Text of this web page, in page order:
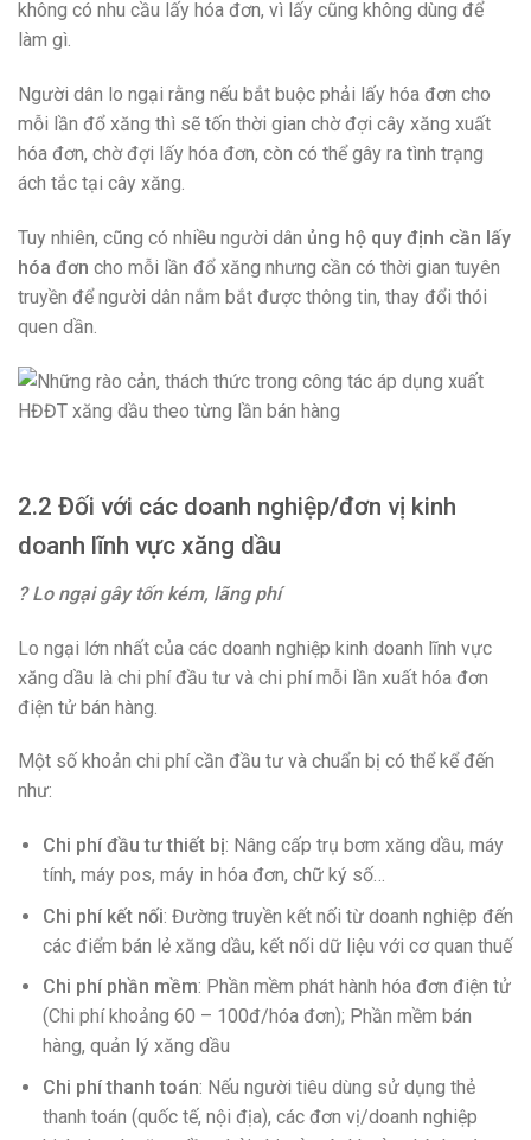
không có nhu cầu lấy hóa đơn, vì lấy cũng không dùng để
làm gì.
Người dân lo ngại rằng nếu bắt buộc phải lấy hóa đơn cho
mỗi lần đổ xăng thì sẽ tốn thời gian chờ đợi cây xăng xuất
hóa đơn, chờ đợi lấy hóa đơn, còn có thể gây ra tình trạng
ách tắc tại cây xăng.
Tuy nhiên, cũng có nhiều người dân ủng hộ quy định cần lấy
hóa đơn cho mỗi lần đổ xăng nhưng cần có thời gian tuyên
truyền để người dân nắm bắt được thông tin, thay đổi thói
quen dần.
2.2 Đối với các doanh nghiệp/đơn vị kinh
doanh lĩnh vực xăng dầu
? Lo ngại gây tốn kém, lãng phí
Lo ngại lớn nhất của các doanh nghiệp kinh doanh lĩnh vực
xăng dầu là chi phí đầu tư và chi phí mỗi lần xuất hóa đơn
điện tử bán hàng.
Một số khoản chi phí cần đầu tư và chuẩn bị có thể kể đến
như:
Chi phí đầu tư thiết bị: Nâng cấp trụ bơm xăng dầu, máy
tính, máy pos, máy in hóa đơn, chữ ký số…
Chi phí kết nối: Đường truyền kết nối từ doanh nghiệp đến
các điểm bán lẻ xăng dầu, kết nối dữ liệu với cơ quan thuế
Chi phí phần mềm: Phần mềm phát hành hóa đơn điện tử
(Chi phí khoảng 60 – 100đ/hóa đơn); Phần mềm bán
hàng, quản lý xăng dầu
Chi phí thanh toán: Nếu người tiêu dùng sử dụng thẻ
thanh toán (quốc tế, nội địa), các đơn vị/doanh nghiệp